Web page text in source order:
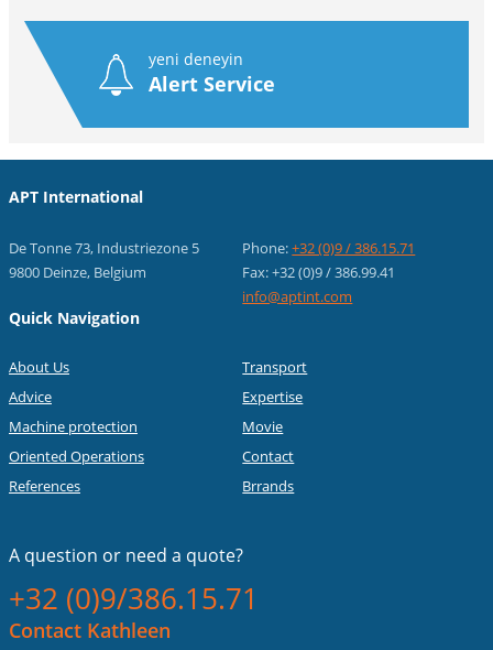
yeni deneyin
Alert Service
APT International
De Tonne 73, Industriezone 5
9800 Deinze, Belgium
Phone:+32 (0)9 / 386.15.71
Fax: +32 (0)9 / 386.99.41
info@aptint.com
Quick Navigation
About Us
Advice
Machine protection
Oriented Operations
References
Transport
Expertise
Movie
Contact
Brrands
A question or need a quote?
+32 (0)9/386.15.71
Contact Kathleen